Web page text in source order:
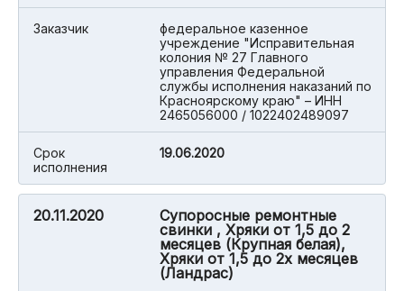
Заказчик
федеральное казенное
учреждение "Исправительная
колония № 27 Главного
управления Федеральной
службы исполнения наказаний по
Красноярскому краю" – ИНН
2465056000 / 1022402489097
Срок
исполнения
19.06.2020
20.11.2020
Супоросные ремонтные
свинки , Хряки от 1,5 до 2
месяцев (Крупная белая),
Хряки от 1,5 до 2х месяцев
(Ландрас)